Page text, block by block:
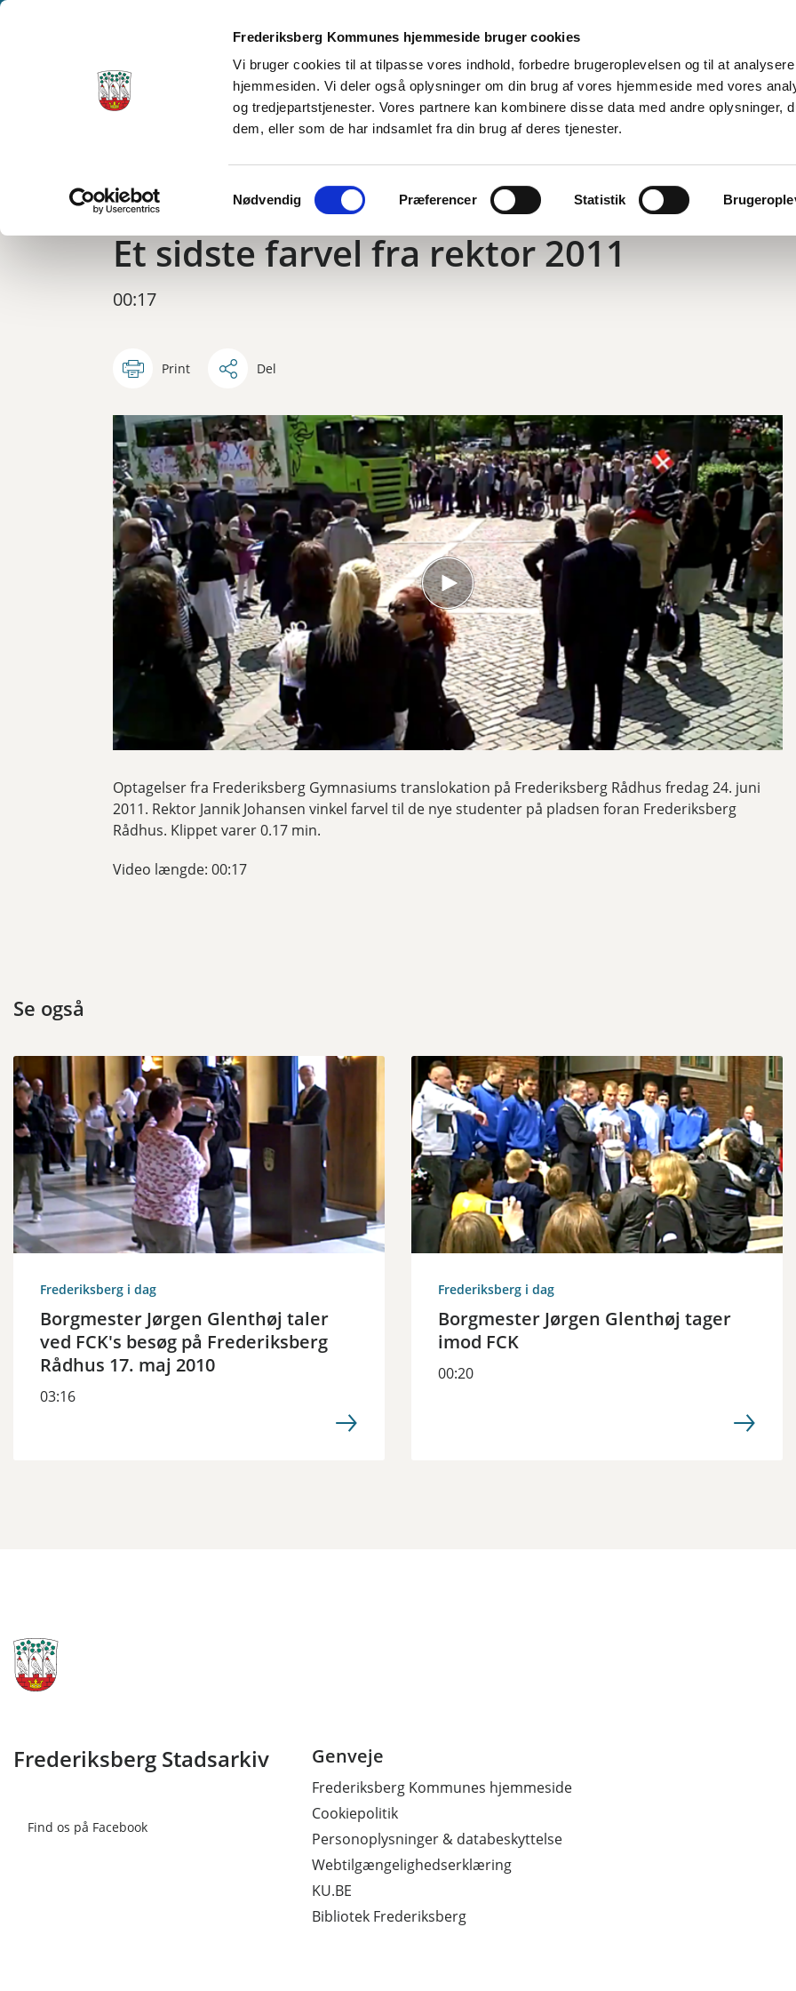
Frederiksberg Kommunes hjemmeside bruger cookies
Vi bruger cookies til at tilpasse vores indhold, forbedre brugeroplevelsen og til at
hjemmesiden. Vi deler også oplysninger om din brug af vores hjemmeside med vores
og tredjepartstjenester. Vores partnere kan kombinere disse data med andre oplysninger,
dem, eller som de har indsamlet fra din brug af deres tjenester.
Nødvendig Præferencer Statistik
Frederiksberg Stadsarkiv
Frederiksberg i dag Jannik Johansen frederiksberg gymnasium ...
Et sidste farvel fra rektor 2011
00:17
Print Del
Optagelser fra Frederiksberg Gymnasiums translokation på Frederiksberg Rådhus fredag 24. juni
2011. Rektor Jannik Johansen vinkel farvel til de nye studenter på pladsen foran Frederiksberg
Rådhus. Klippet varer 0.17 min.
Video længde: 00:17
Se også
Frederiksberg i dag
Borgmester Jørgen Glenthøj taler
ved FCK's besøg på Frederiksberg
Rådhus 17. maj 2010
03:16
Frederiksberg i dag
Borgmester Jørgen Glenthøj tager
imod FCK
00:20
Frederiksberg Stadsarkiv
Find os på Facebook
Genveje
Frederiksberg Kommunes hjemmeside
Cookiepolitik
Personoplysninger & databeskyttelse
Webtilgængelighedserklæring
KU.BE
Bibliotek Frederiksberg